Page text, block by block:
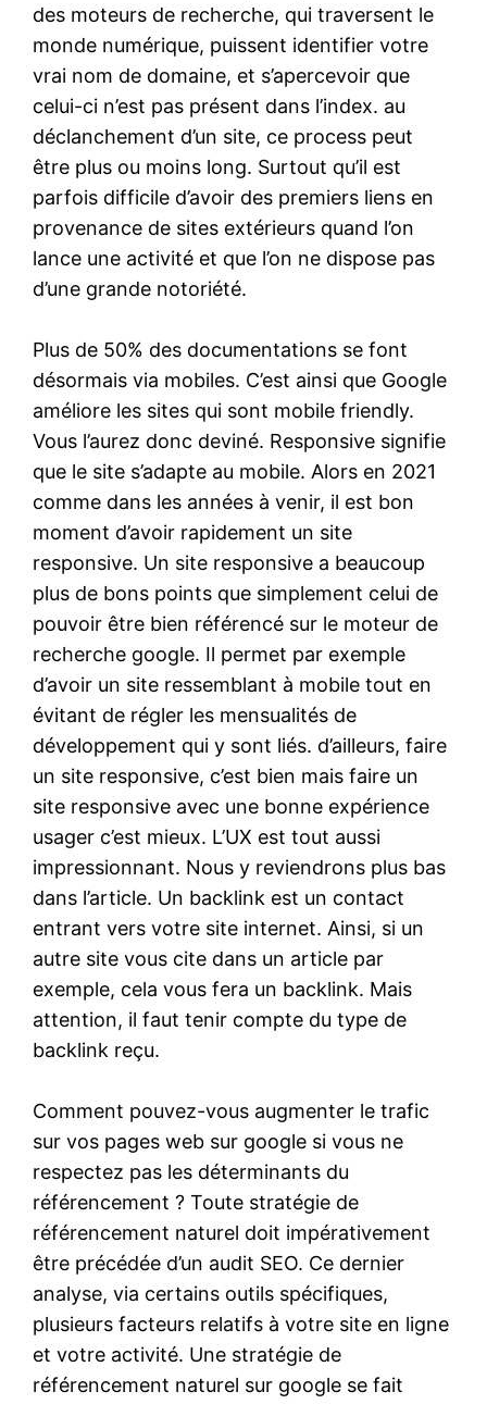
des moteurs de recherche, qui traversent le
monde numérique, puissent identifier votre
vrai nom de domaine, et s’apercevoir que
celui-ci n’est pas présent dans l’index. au
déclanchement d’un site, ce process peut
être plus ou moins long. Surtout qu’il est
parfois difficile d’avoir des premiers liens en
provenance de sites extérieurs quand l’on
lance une activité et que l’on ne dispose pas
d’une grande notoriété.
Plus de 50% des documentations se font
désormais via mobiles. C’est ainsi que Google
améliore les sites qui sont mobile friendly.
Vous l’aurez donc deviné. Responsive signifie
que le site s’adapte au mobile. Alors en 2021
comme dans les années à venir, il est bon
moment d’avoir rapidement un site
responsive. Un site responsive a beaucoup
plus de bons points que simplement celui de
pouvoir être bien référencé sur le moteur de
recherche google. Il permet par exemple
d’avoir un site ressemblant à mobile tout en
évitant de régler les mensualités de
développement qui y sont liés. d’ailleurs, faire
un site responsive, c’est bien mais faire un
site responsive avec une bonne expérience
usager c’est mieux. L’UX est tout aussi
impressionnant. Nous y reviendrons plus bas
dans l’article. Un backlink est un contact
entrant vers votre site internet. Ainsi, si un
autre site vous cite dans un article par
exemple, cela vous fera un backlink. Mais
attention, il faut tenir compte du type de
backlink reçu.
Comment pouvez-vous augmenter le trafic
sur vos pages web sur google si vous ne
respectez pas les déterminants du
référencement ? Toute stratégie de
référencement naturel doit impérativement
être précédée d’un audit SEO. Ce dernier
analyse, via certains outils spécifiques,
plusieurs facteurs relatifs à votre site en ligne
et votre activité. Une stratégie de
référencement naturel sur google se fait